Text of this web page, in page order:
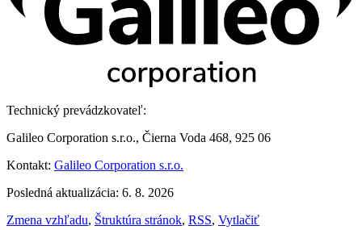
Technický prevádzkovateľ:
Galileo Corporation s.r.o., Čierna Voda 468, 925 06
Kontakt: Galileo Corporation s.r.o.
Posledná aktualizácia: 6. 8. 2026
Zmena vzhľadu, Štruktúra stránok, RSS, Vytlačiť